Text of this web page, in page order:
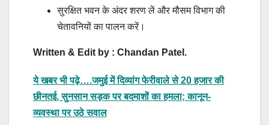
सुरक्षित भवन के अंदर शरण लें और मौसम विभाग की
चेतावनियों का पालन करें।
Written & Edit by : Chandan Patel.
ये खबर भी पढ़े….जमुई में दिव्यांग फेरीवाले से 20 हजार की
छीनतई, सुनसान सड़क पर बदमाशों का हमला; कानून-
व्यवस्था पर उठे सवाल